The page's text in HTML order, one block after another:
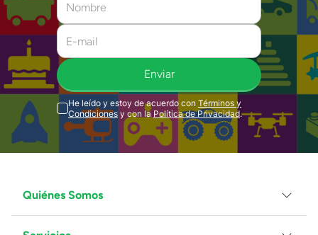
Enviar
He leído y estoy de acuerdo con Términos y
Condiciones y con la Política de Privacidad.
Quiénes Somos